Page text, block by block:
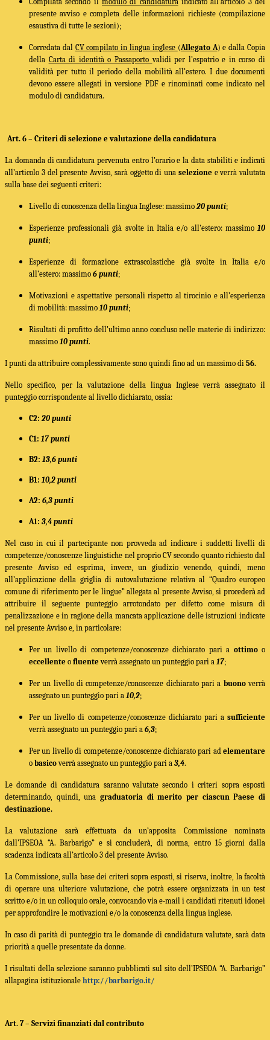
presente avviso e completa delle informazioni richieste (compilazione
esaustiva di tutte le sezioni);
Corredata dal CV compilato in lingua inglese (Allegato A) e dalla Copia
della Carta di identità o Passaportovalidi per l’espatrio e in corso di
validità per tutto il periodo della mobilità all’estero. I due documenti
devono essere allegati in versione PDF e rinominati come indicato nel
modulo di candidatura.
Art. 6 – Criteri di selezione e valutazione della candidatura
La domanda di candidatura pervenuta entro l’orario e la data stabilitie indicati
all’articolo 3 del presente Avviso, sarà oggetto di una selezionee verrà valutata
sulla base dei seguenti criteri:
Livello di conoscenza della lingua Inglese: massimo 20 punti;
Esperienze professionali già svolte in Italia e/o all’estero: massimo10
punti;
Esperienze di formazione extrascolastiche già svolte in Italia e/o
all’estero: massimo 6 punti;
Motivazioni e aspettative personali rispetto al tirocinio e all’esperienza
di mobilità: massimo10 punti;
Risultati di profitto dell’ultimo anno concluso nelle materie di indirizzo:
massimo10 punti.
I punti da attribuire complessivamente sono quindi fino ad un massimo di 56.
Nello specifico, per la valutazione della lingua Inglese verrà assegnato il
punteggio corrispondente al livello dichiarato, ossia:
C2: 20 punti
C1:17 punti
B2:13,6 punti
B1:10,2 punti
A2: 6,3 punti
A1: 3,4 punti
Nel caso in cui il partecipante non provveda ad indicare i suddetti livelli di
competenze/conoscenze linguistiche nel proprio CV secondo quanto richiesto dal
presente Avviso ed esprima, invece, un giudizio venendo, quindi, meno
all’applicazione della griglia di autovalutazione relativa al “Quadro europeo
comune di riferimento per le lingue” allegata al presente Avviso, si procederà ad
attribuire il seguente punteggio arrotondato per difetto come misura di
penalizzazione e in ragione della mancata applicazione delle istruzioni indicate
nel presente Avviso e, in particolare:
Per un livello di competenze/conoscenze dichiarato pari a ottimoo
eccellente o fluenteverrà assegnato un punteggio pari a17;
Per un livello di competenze/conoscenze dichiarato pari a buonoverrà
assegnato un punteggio pari a10,2;
Per un livello di competenze/conoscenze dichiarato pari a sufficiente
verrà assegnato un punteggio pari a 6,3;
Per un livello di competenze/conoscenze dichiarato pari ad elementare
o basicoverrà assegnato un punteggio pari a 3,4.
Le domande di candidatura saranno valutate secondo i criteri sopra esposti
determinando, quindi, una graduatoria di merito per ciascun Paese di
destinazione.
La valutazione sarà effettuata da un’apposita Commissione nominata
dall’IPSEOA “A. Barbarigo” e siconcluderà, di norma, entro 15 giorni dalla
scadenza indicata all’articolo 3 del presente Avviso.
La Commissione, sulla base dei criteri sopra esposti, si riserva, inoltre, la facoltà
di operare una ulteriore valutazione, che potrà essere organizzata in un test
scritto e/o in un colloquio orale, convocando via e-mail i candidati ritenuti idonei
per approfondire le motivazioni e/o la conoscenza della lingua inglese.
In caso di parità di punteggio tra le domande di candidatura valutate, sarà data
priorità a quelle presentate da donne.
I risultati della selezione saranno pubblicati sul sito dell’IPSEOA “A. Barbarigo”
allapagina istituzionale http://barbarigo.it/
Art. 7 – Servizi finanziati dal contributo